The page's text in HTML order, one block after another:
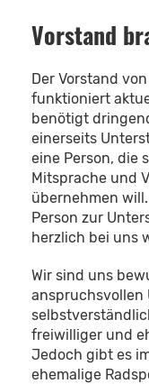
Vorstand
Der Vorstand
funktioniert
benötigt
einerseits
eine Person, die
Mitsprache und
übernehmen
Person zur
herzlich bei uns
Wir sind uns
anspruchsvollen
freiwilliger und
Jedoch gibt es
ehemalige